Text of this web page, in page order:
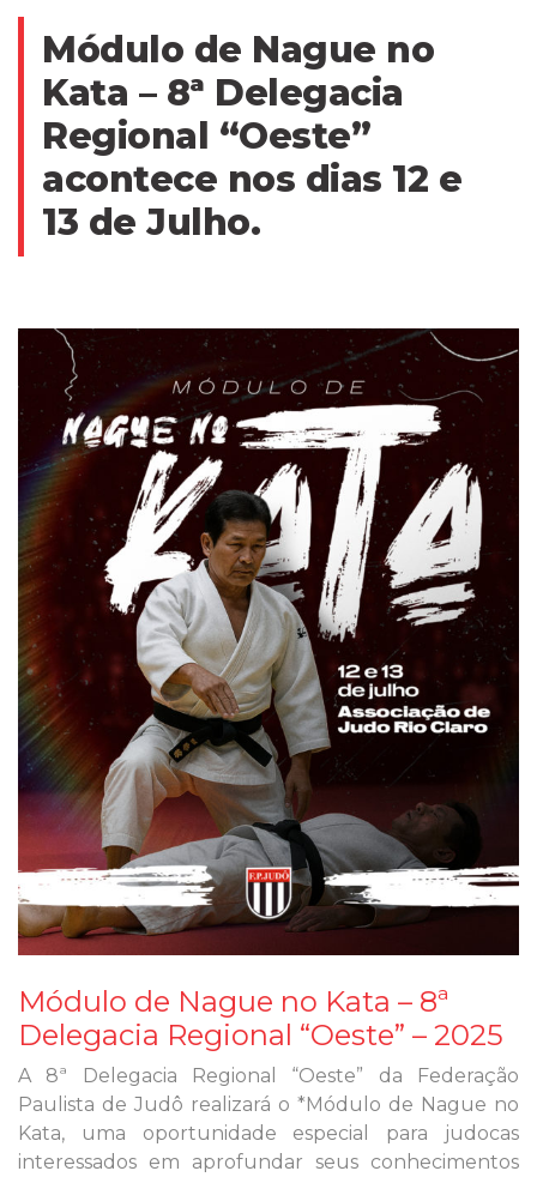
Módulo de Nague no
Kata – 8ª Delegacia
Regional “Oeste”
acontece nos dias 12 e
13 de Julho.
Módulo de Nague no Kata – 8ª
Delegacia Regional “Oeste” – 2025
A 8ª Delegacia Regional “Oeste” da Federação
Paulista de Judô realizará o *Módulo de Nague no
Kata, uma oportunidade especial para judocas
interessados em aprofundar seus conhecimentos